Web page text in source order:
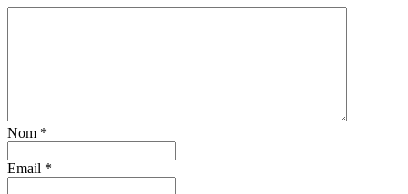
Nom *
Email *